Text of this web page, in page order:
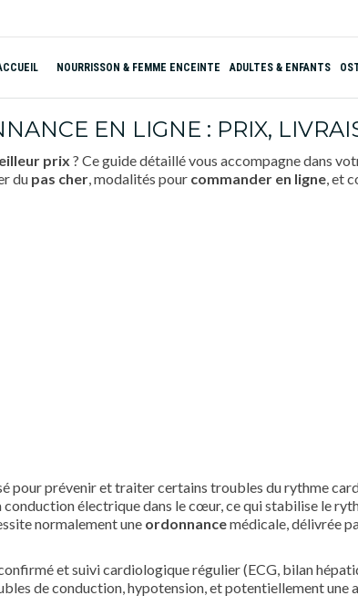
NOURRISSON & FEMME ENCEINTE ADULTES & ENFANTS
EN LIGNE : PRIX,
prix ? Ce guide détaillé vous accompagne dans
du pas cher, modalités pour commander en ligne, et
pour prévenir et traiter certains troubles du rythme
électrique dans le cœur, ce qui stabilise le
normalement une ordonnancemédicale, délivrée
et suivi cardiologique régulier (ECG, bilan
de conduction, hypotension, et potentiellement une